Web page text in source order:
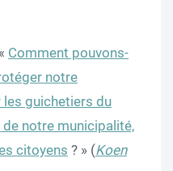
Comment pouvons-
notre
les guichetiers du
notre municipalité,
citoyens ? » (Koen